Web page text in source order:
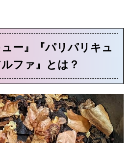
ュー』『パリパリキュ
ファ』とは？